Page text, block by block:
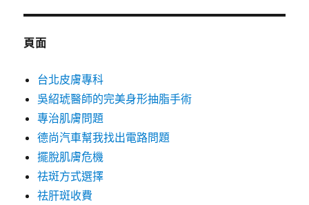
頁面
台北皮膚專科
吳紹琥醫師的完美身形抽脂手術
專治肌膚問題
德尚汽車幫我找出電路問題
擺脫肌膚危機
祛斑方式選擇
祛肝斑收費